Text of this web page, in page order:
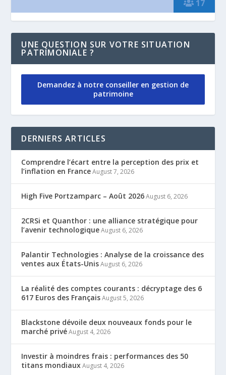
17
UNE QUESTION SUR VOTRE SITUATION
PATRIMONIALE ?
Demandez à notre conseiller en gestion de
patrimoine
DERNIERS ARTICLES
Comprendre l’écart entre la perception des prix et
l’inflation en France August 7, 2026
High Five Portzamparc – Août 2026 August 6, 2026
2CRSi et Quanthor : une alliance stratégique pour
l’avenir technologique August 6, 2026
Palantir Technologies : Analyse de la croissance des
ventes aux États-Unis August 6, 2026
La réalité des comptes courants : décryptage des 6
617 Euros des Français August 5, 2026
Blackstone dévoile deux nouveaux fonds pour le
marché privé August 4, 2026
Investir à moindres frais : performances des 50
titans mondiaux August 4, 2026